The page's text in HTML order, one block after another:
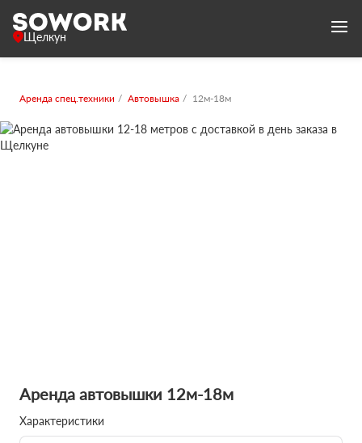
Щелкун
Аренда спец.техники Автовышка 12м-18м
Аренда автовышки 12м-18м
Характеристики